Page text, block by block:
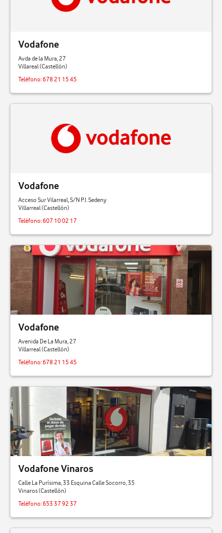
Vodafone
Avda de la Mura, 27
Villareal (Castellón)
Teléfono:678 21 15 45
Vodafone
Acceso Sur Vilarreal, S/N P.I. Sedeny
Villarreal (Castellón)
Teléfono:607 10 02 17
Vodafone
Avenida De La Mura, 27
Villarreal (Castellón)
Teléfono:678 21 15 45
Vodafone Vinaros
Calle La Purísima, 33 Esquina Calle Socorro, 35
Vinaros (Castellón)
Teléfono:653 37 92 37